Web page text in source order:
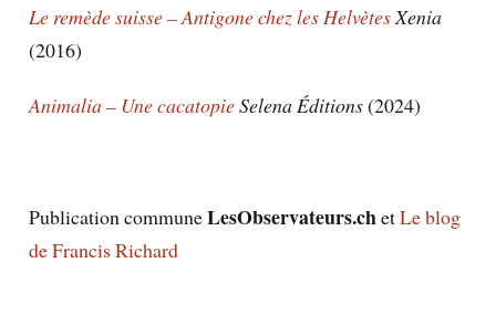
Le remède suisse – Antigone chez les HelvètesXenia
(2016)
Animalia – Une cacatopieSelena Éditions(2024)
Publication communeLesObservateurs.chetLe blog
de Francis Richard